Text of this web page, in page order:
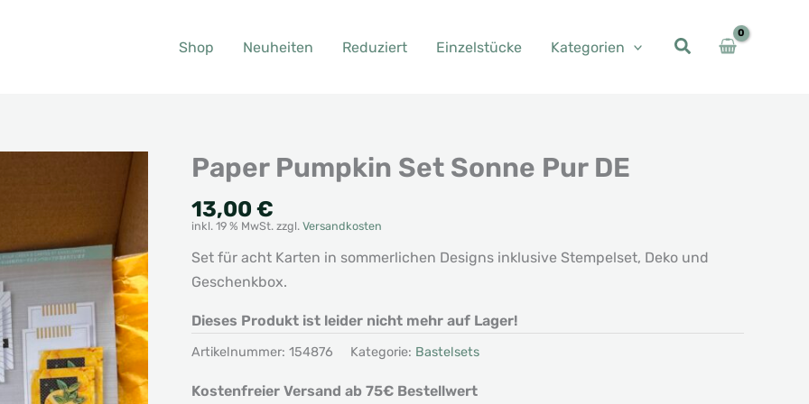
Shop Neuheiten Reduziert Einzelstücke Kategorien
Paper Pumpkin Set Sonne Pur DE
13,00 €
inkl. 19 % MwSt. zzgl. Versandkosten
Set für acht Karten in sommerlichen Designs inklusive Stempelset, Deko und
Geschenkbox.
Dieses Produkt ist leider nicht mehr auf Lager!
Artikelnummer: 154876 Kategorie: Bastelsets
Kostenfreier Versand ab 75€ Bestellwert